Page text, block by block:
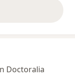
anteriores
Doctoralia